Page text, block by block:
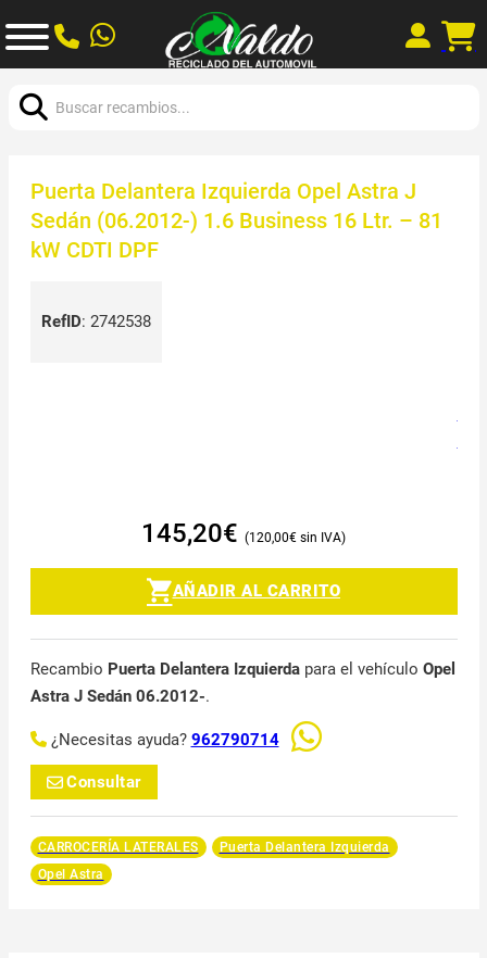
Puerta Delantera Izquierda Opel Astra J
Sedán (06.2012-) 1.6 Business 16 Ltr. – 81
kW CDTI DPF
RefID: 2742538
145,20€ 120,00€
AÑADIR AL CARRITO
Recambio Puerta Delantera Izquierdapara el vehículo Opel
Astra J Sedán 06.2012-.
¿Necesitas ayuda? 962790714
Consultar
CARROCERÍA LATERALES
Puerta Delantera Izquierda
Opel Astra